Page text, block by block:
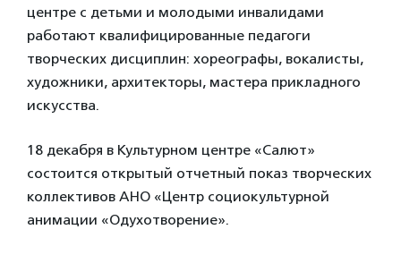
центре с детьми и молодыми инвалидами
работают квалифицированные педагоги
творческих дисциплин: хореографы, вокалисты,
художники, архитекторы, мастера прикладного
искусства.
18 декабря в Культурном центре «Салют»
состоится открытый отчетный показ творческих
коллективов АНО «Центр социокультурной
анимации «Одухотворение».